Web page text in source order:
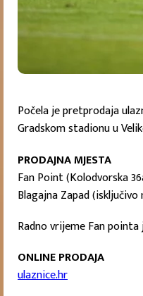
Počela je pretprodaja
Gradskom stadionu u
PRODAJNA MJESTA
Fan Point (Kolodvorska
Blagajna Zapad
Radno vrijeme Fan
ONLINE PRODAJA
ulaznice.hr